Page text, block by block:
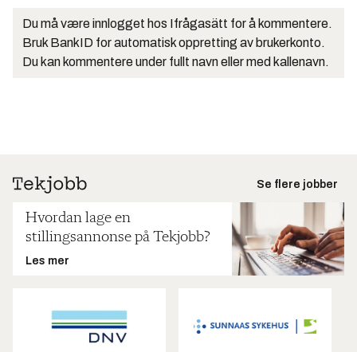
Du må være innlogget hos Ifrågasätt for å kommentere.
Bruk BankID for automatisk oppretting av brukerkonto.
Du kan kommentere under fullt navn eller med kallenavn.
Se flere jobber
Hvordan lage en
stillingsannonse på Tekjobb?
Les mer